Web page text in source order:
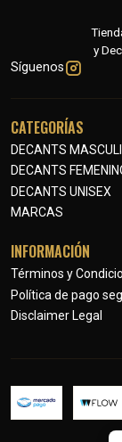
y
Síguenos
CATEGORÍAS
DECANTS
DECANTS
DECANTS UNISEX
MARCAS
INFORMACIÓN
Términos y
Política de pago
Disclaimer Legal